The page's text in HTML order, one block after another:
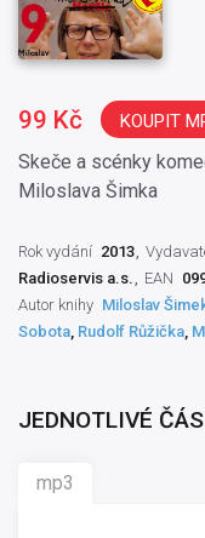
Skeče a scénky
Miloslava Šimka
99 Kč KOUPIT
Rok vydání 2013
Radioservis a.s.
EAN
Autor knihy Miloslav
Sobota, Rudolf Růžička,
JEDNOTLIVÉ
mp3